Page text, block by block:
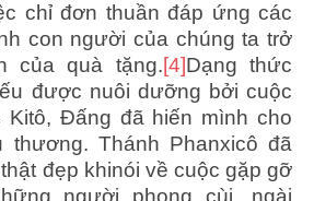
chỉ đơn thuần đáp ứng các
con người của chúng ta trở
của quà tặng.[4]Dạng thức
được nuôi dưỡng bởi cuộc
Đấng đã hiến mình cho
thương. Thánh Phanxicô đã
đẹp khinói về cuộc gặp gỡ
người phong cùi, ngài